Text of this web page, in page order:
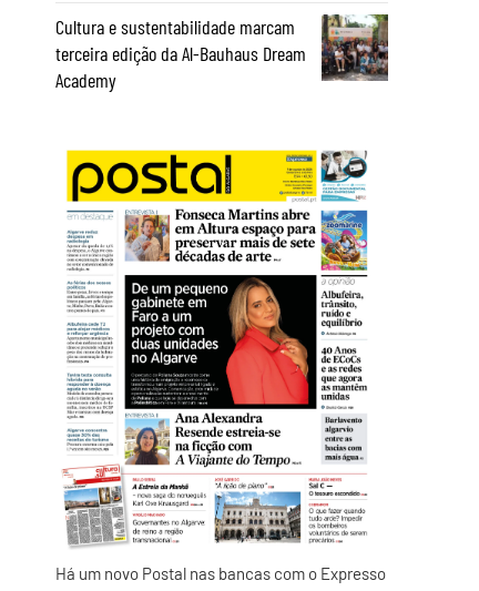
Cultura e sustentabilidade marcam
terceira edição da Al-Bauhaus Dream
Academy
Há um novo Postal nas bancas com o Expresso